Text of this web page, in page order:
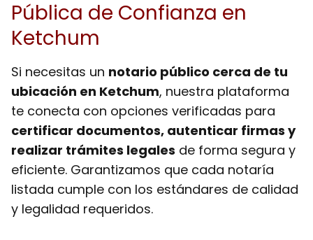
Pública de Confianza en
Ketchum
Si necesitas un notario público cerca de tu
ubicación en Ketchum, nuestra plataforma
te conecta con opciones verificadas para
certificar documentos, autenticar firmas y
realizar trámites legales de forma segura y
eficiente. Garantizamos que cada notaría
listada cumple con los estándares de calidad
y legalidad requeridos.